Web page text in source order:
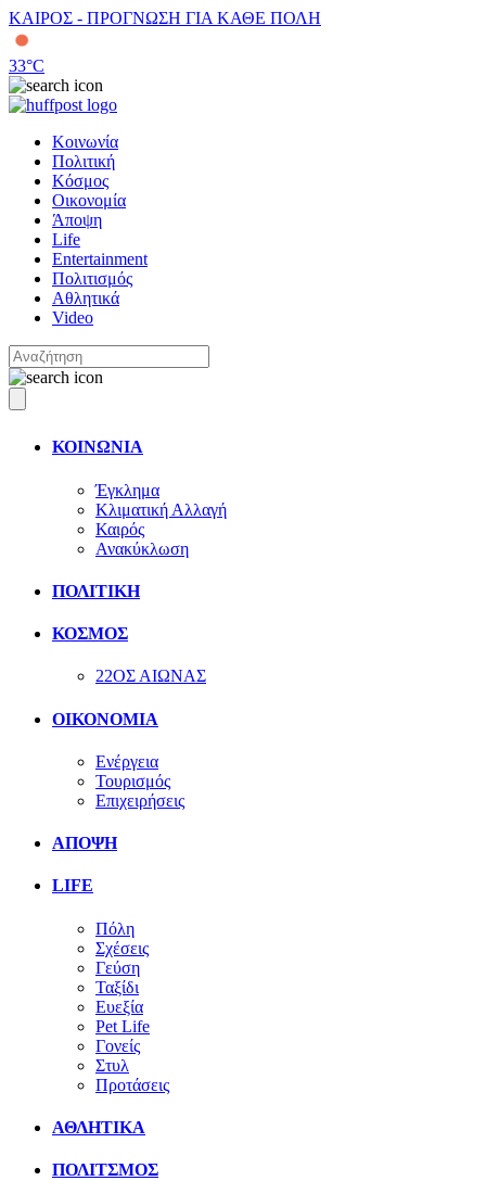
ΚΑΙΡΟΣ - ΠΡΟΓΝΩΣΗ ΓΙΑ ΚΑΘΕ ΠΟΛΗ
33°C
Κοινωνία
Πολιτική
Κόσμος
Οικονομία
Άποψη
Life
Entertainment
Πολιτισμός
Αθλητικά
Video
ΚΟΙΝΩΝΙΑ
Έγκλημα
Κλιματική Αλλαγή
Καιρός
Ανακύκλωση
ΠΟΛΙΤΙΚΗ
ΚΟΣΜΟΣ
22ΟΣ ΑΙΩΝΑΣ
ΟΙΚΟΝΟΜΙΑ
Ενέργεια
Τουρισμός
Επιχειρήσεις
ΑΠΟΨΗ
LIFE
Πόλη
Σχέσεις
Γεύση
Ταξίδι
Ευεξία
Pet Life
Γονείς
Στυλ
Προτάσεις
ΑΘΛΗΤΙΚΑ
ΠΟΛΙΤΣΜΟΣ